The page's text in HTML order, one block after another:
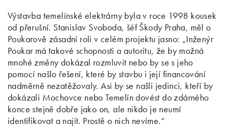
Výstavba temelínské elektrárny byla v roce 1998 kousek
od přerušní. Stanislav Svoboda, šéf Škody Praha, měl o
Poukarově zásadní roli v celém projektu jasno: „Inženýr
Poukar má takové schopnosti a autoritu, že by možná
mnohé změny dokázal rozmluvit nebo by se s jeho
pomocí našlo řešení, které by stavbu i její financování
nadměrně nezatěžovaly. Asi by se našli jedinci, kteří by
dokázali Mochovce nebo Temelín dovést do zdárného
konce stejně dobře jako on, ale nikdo je neumí
identifikovat a najít. Prostě o nich nevíme.“